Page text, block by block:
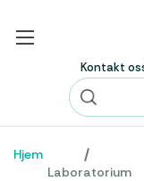
Kontakt
Hjem
Laboratorium